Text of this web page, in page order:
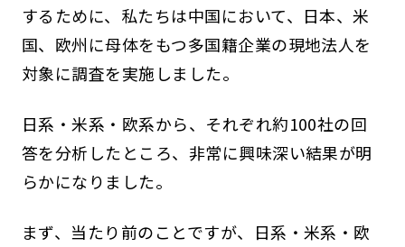
するために、私たちは中国において、日本、米
国、欧州に母体をもつ多国籍企業の現地法人を
対象に調査を実施しました。
日系・米系・欧系から、それぞれ約100社の回
答を分析したところ、非常に興味深い結果が明
らかになりました。
まず、当たり前のことですが、日系・米系・欧